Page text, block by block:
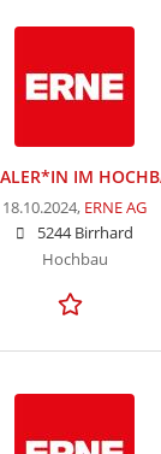
IM
18.10.2024, ERNE AG
5244 Birrhard
Hochbau